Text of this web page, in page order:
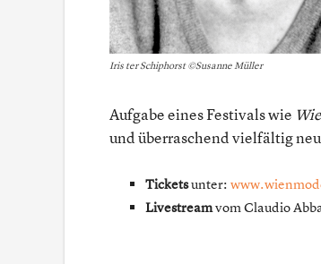
Iris ter Schiphorst ©Susanne Müller
Aufgabe eines Festivals wie
und überraschend vielfältig
Ticketsunter:
Livestreamvom Claudio